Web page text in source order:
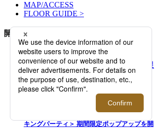
MAP/ACCESS
FLOOR GUIDE >
開催中のイベント
キングパーティ＞ 期間限定ポップアップを開